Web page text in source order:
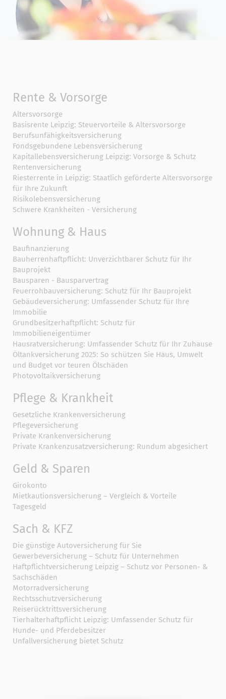
Rente & Vorsorge
Altersvorsorge
Basisrente Leipzig: Steuervorteile & Altersvorsorge
Berufs­unfähigkeitsversicherung
Fondsgebundene Lebensversicherung
Kapitallebensversicherung Leipzig: Vorsorge & Schutz
Rentenversicherung
Riesterrente in Leipzig: Staatlich geförderte Altersvorsorge
für Ihre Zukunft
Risikolebensversicherung
Schwere Krankheiten - Versicherung
Wohnung & Haus
Baufinanzierung
Bauherrenhaftpflicht: Unverzichtbarer Schutz für Ihr
Bauprojekt
Bausparen - Bausparvertrag
Feuerrohbauversicherung: Schutz für Ihr Bauprojekt
Gebäudeversicherung: Umfassender Schutz für Ihre
Immobilie
Grundbesitzerhaftpflicht: Schutz für
Immobilieneigentümer
Hausratversicherung: Umfassender Schutz für Ihr Zuhause
Öltankversicherung 2025: So schützen Sie Haus, Umwelt
und Budget vor teuren Ölschäden
Photovoltaikversicherung
Pflege & Krankheit
Gesetzliche Krankenversicherung
Pflegeversicherung
Private Krankenversicherung
Private Krankenzusatzversicherung: Rundum abgesichert
Geld & Sparen
Girokonto
Mietkautionsversicherung – Vergleich & Vorteile
Tagesgeld
Sach & KFZ
Die günstige Autoversicherung für Sie
Gewerbeversicherung – Schutz für Unternehmen
Haftpflichtversicherung Leipzig – Schutz vor Personen- &
Sachschäden
Motorradversicherung
Rechtsschutzversicherung
Reiserücktrittsversicherung
Tierhalterhaftpflicht Leipzig: Umfassender Schutz für
Hunde- und Pferdebesitzer
Unfallversicherung bietet Schutz